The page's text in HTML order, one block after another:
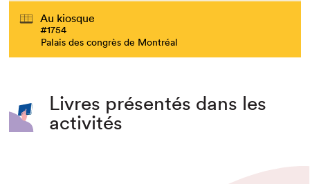
Au kiosque
#1754
Palais des congrès de Montréal
Livres présentés dans les
activités